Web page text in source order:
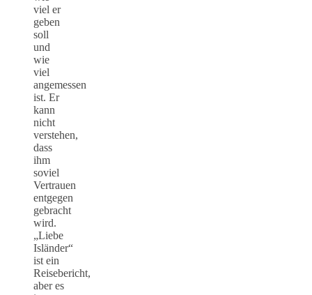
viel er
geben
soll
und
wie
viel
angemessen
ist. Er
kann
nicht
verstehen,
dass
ihm
soviel
Vertrauen
entgegen
gebracht
wird.
„Liebe
Isländer“
ist ein
Reisebericht,
aber es